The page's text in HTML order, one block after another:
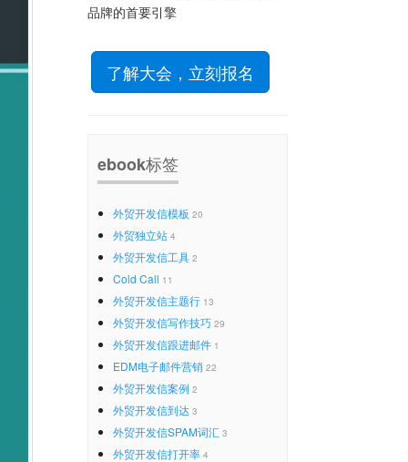
品牌的首要引擎
了解大会，立刻报名
ebook标签
外贸开发信模板 20
外贸独立站 4
外贸开发信工具 2
Cold Call 11
外贸开发信主题行 13
外贸开发信写作技巧 29
外贸开发信跟进邮件 1
EDM电子邮件营销 22
外贸开发信案例 2
外贸开发信到达 3
外贸开发信SPAM词汇 3
外贸开发信打开率 4